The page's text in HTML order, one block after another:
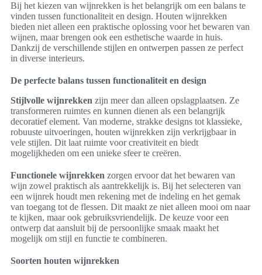
Bij het kiezen van wijnrekken is het belangrijk om een balans te
vinden tussen functionaliteit en design. Houten wijnrekken
bieden niet alleen een praktische oplossing voor het bewaren van
wijnen, maar brengen ook een esthetische waarde in huis.
Dankzij de verschillende stijlen en ontwerpen passen ze perfect
in diverse interieurs.
De perfecte balans tussen functionaliteit en design
Stijlvolle wijnrekken zijn meer dan alleen opslagplaatsen. Ze
transformeren ruimtes en kunnen dienen als een belangrijk
decoratief element. Van moderne, strakke designs tot klassieke,
robuuste uitvoeringen, houten wijnrekken zijn verkrijgbaar in
vele stijlen. Dit laat ruimte voor creativiteit en biedt
mogelijkheden om een unieke sfeer te creëren.
Functionele wijnrekken zorgen ervoor dat het bewaren van
wijn zowel praktisch als aantrekkelijk is. Bij het selecteren van
een wijnrek houdt men rekening met de indeling en het gemak
van toegang tot de flessen. Dit maakt ze niet alleen mooi om naar
te kijken, maar ook gebruiksvriendelijk. De keuze voor een
ontwerp dat aansluit bij de persoonlijke smaak maakt het
mogelijk om stijl en functie te combineren.
Soorten houten wijnrekken